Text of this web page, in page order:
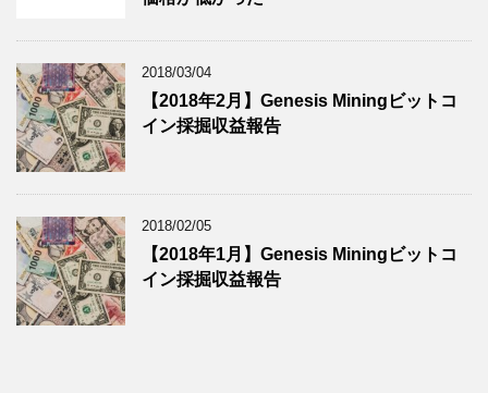
2018/03/04
【2018年2月】Genesis Miningビットコ
イン採掘収益報告
2018/02/05
【2018年1月】Genesis Miningビットコ
イン採掘収益報告